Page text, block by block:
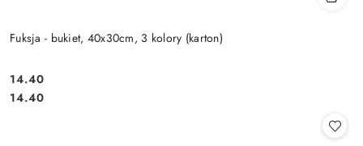
Fuksja - bukiet, 40x30cm, 3 kolory (karton)
Cena:
14.40
Cena:
14.40